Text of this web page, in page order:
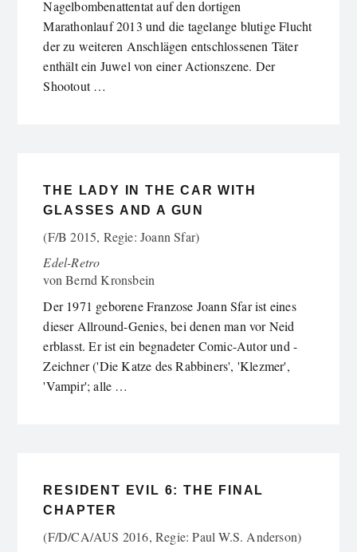
Nagelbombenattentat auf den dortigen
Marathonlauf 2013 und die tagelange blutige Flucht
der zu weiteren Anschlägen entschlossenen Täter
enthält ein Juwel von einer Actionszene. Der
Shootout …
THE LADY IN THE CAR WITH
GLASSES AND A GUN
(F/B 2015, Regie: Joann Sfar)
Edel-Retro
vonBernd Kronsbein
Der 1971 geborene Franzose Joann Sfar ist eines
dieser Allround-Genies, bei denen man vor Neid
erblasst. Er ist ein begnadeter Comic-Autor und -
Zeichner ('Die Katze des Rabbiners', 'Klezmer',
'Vampir'; alle …
RESIDENT EVIL 6: THE FINAL
CHAPTER
(F/D/CA/AUS 2016, Regie: Paul W.S. Anderson)